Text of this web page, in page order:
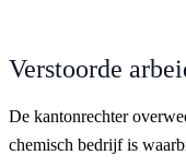
Verstoorde
De kantonrechter
chemisch bedrijf is